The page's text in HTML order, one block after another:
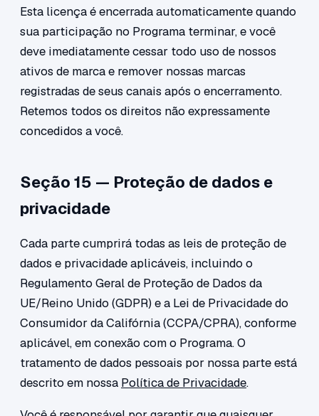
Esta licença é encerrada automaticamente quando
sua participação no Programa terminar, e você
deve imediatamente cessar todo uso de nossos
ativos de marca e remover nossas marcas
registradas de seus canais após o encerramento.
Retemos todos os direitos não expressamente
concedidos a você.
Seção 15 — Proteção de dados e
privacidade
Cada parte cumprirá todas as leis de proteção de
dados e privacidade aplicáveis, incluindo o
Regulamento Geral de Proteção de Dados da
UE/Reino Unido (GDPR) e a Lei de Privacidade do
Consumidor da Califórnia (CCPA/CPRA), conforme
aplicável, em conexão com o Programa. O
tratamento de dados pessoais por nossa parte está
descrito em nossa Política de Privacidade.